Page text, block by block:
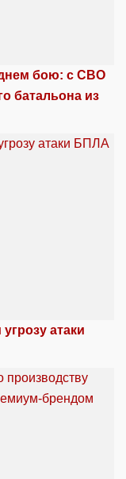
бою: с СВО
батальона из
атаки